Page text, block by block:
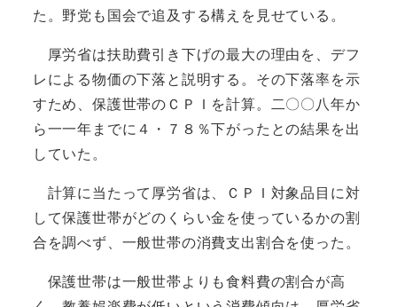
た。野党も国会で追及する構えを見せている。
厚労省は扶助費引き下げの最大の理由を、デフ
レによる物価の下落と説明する。その下落率を示
すため、保護世帯のＣＰＩを計算。二〇〇八年か
ら一一年までに４・７８％下がったとの結果を出
していた。
計算に当たって厚労省は、ＣＰＩ対象品目に対
して保護世帯がどのくらい金を使っているかの割
合を調べず、一般世帯の消費支出割合を使った。
保護世帯は一般世帯よりも食料費の割合が高